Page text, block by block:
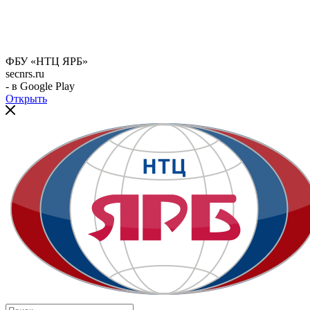
ФБУ «НТЦ ЯРБ»
secnrs.ru
- в Google Play
Открыть